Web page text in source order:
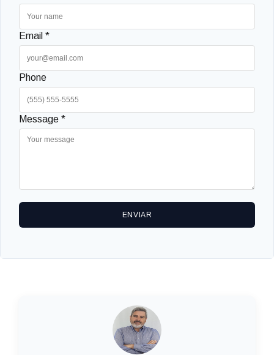
Email *
Phone
Message *
ENVIAR